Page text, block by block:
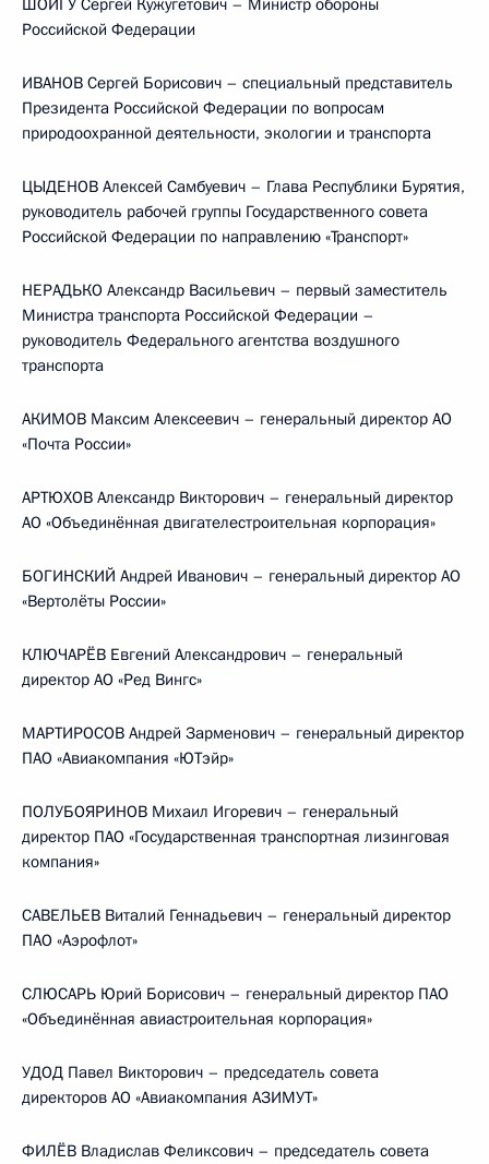
ШОЙГУ Сергей Кужугетович – Министр обороны
Российской Федерации
ИВАНОВ Сергей Борисович – специальный представитель
Президента Российской Федерации по вопросам
природоохранной деятельности, экологии и транспорта
ЦЫДЕНОВ Алексей Самбуевич – Глава Республики Бурятия,
руководитель рабочей группы Государственного совета
Российской Федерации по направлению «Транспорт»
НЕРАДЬКО Александр Васильевич – первый заместитель
Министра транспорта Российской Федерации –
руководитель Федерального агентства воздушного
транспорта
АКИМОВ Максим Алексеевич – генеральный директор АО
«Почта России»
АРТЮХОВ Александр Викторович – генеральный директор
АО «Объединённая двигателестроительная корпорация»
БОГИНСКИЙ Андрей Иванович – генеральный директор АО
«Вертолёты России»
КЛЮЧАРЁВ Евгений Александрович – генеральный
директор АО «Ред Вингс»
МАРТИРОСОВ Андрей Зарменович – генеральный директор
ПАО «Авиакомпания «ЮТэйр»
ПОЛУБОЯРИНОВ Михаил Игоревич – генеральный
директор ПАО «Государственная транспортная лизинговая
компания»
САВЕЛЬЕВ Виталий Геннадьевич – генеральный директор
ПАО «Аэрофлот»
СЛЮСАРЬ Юрий Борисович – генеральный директор ПАО
«Объединённая авиастроительная корпорация»
УДОД Павел Викторович – председатель совета
директоров АО «Авиакомпания АЗИМУТ»
ФИЛЁВ Владислав Феликсович – председатель совета